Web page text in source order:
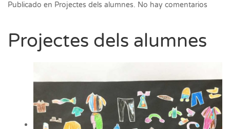
Publicado en Projectes dels alumnes. No hay comentarios
Projectes dels alumnes